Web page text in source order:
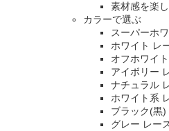
素材感を楽
カラーで選ぶ
スーパーホ
ホワイト レ
オフホワイ
アイボリー
ナチュラル
ホワイト系
ブラック(黒)
グレー レー